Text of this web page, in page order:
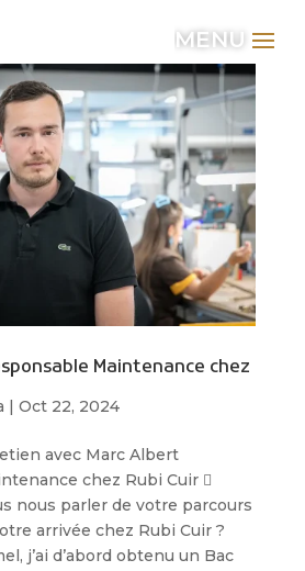
MENU
Maintenance chez
| Oct 22, 2024
avec Marc Albert
chez Rubi Cuir 
nous parler de votre parcours
arrivée chez Rubi Cuir ?
j’ai d’abord obtenu un Bac